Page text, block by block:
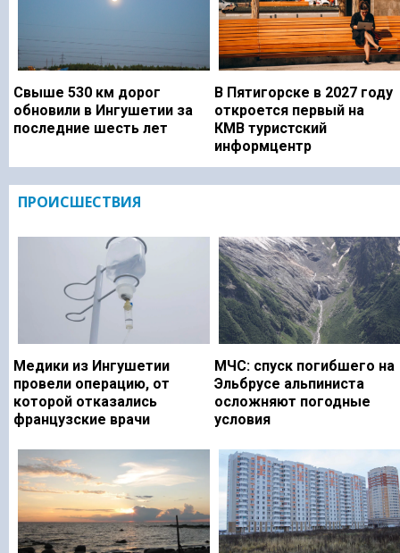
Свыше 530 км дорог
обновили в Ингушетии за
последние шесть лет
В Пятигорске в 2027 году
откроется первый на
КМВ туристский
информцентр
ПРОИСШЕСТВИЯ
Медики из Ингушетии
провели операцию, от
которой отказались
французские врачи
МЧС: спуск погибшего на
Эльбрусе альпиниста
осложняют погодные
условия